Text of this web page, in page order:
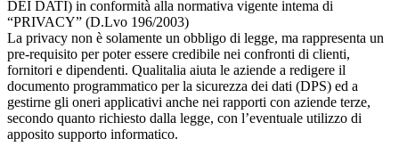
DEI DATI) in conformità alla normativa vigente intema di
“PRIVACY” (D.Lvo 196/2003)
La privacy non è solamente un obbligo di legge, ma rappresenta un
pre-requisito per poter essere credibile nei confronti di clienti,
fornitori e dipendenti. Qualitalia aiuta le aziende a redigere il
documento programmatico per la sicurezza dei dati (DPS) ed a
gestirne gli oneri applicativi anche nei rapporti con aziende terze,
secondo quanto richiesto dalla legge, con l’eventuale utilizzo di
apposito supporto informatico.